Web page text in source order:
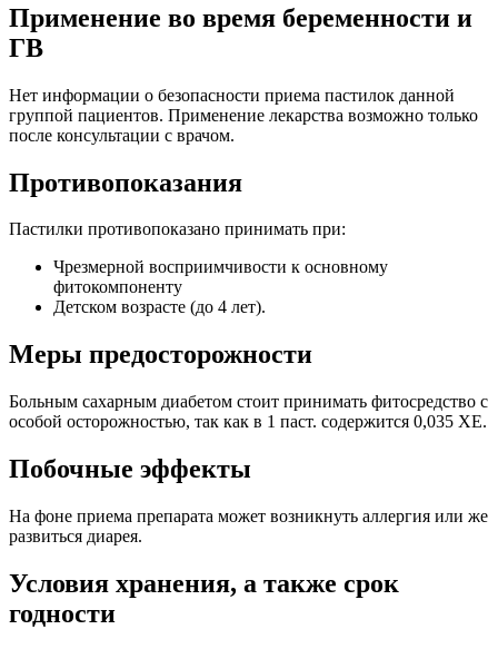
Применение во время беременности и
ГВ
Нет информации о безопасности приема пастилок данной
группой пациентов. Применение лекарства возможно только
после консультации с врачом.
Противопоказания
Пастилки противопоказано принимать при:
Чрезмерной восприимчивости к основному
фитокомпоненту
Детском возрасте (до 4 лет).
Меры предосторожности
Больным сахарным диабетом стоит принимать фитосредство с
особой осторожностью, так как в 1 паст. содержится 0,035 ХЕ.
Побочные эффекты
На фоне приема препарата может возникнуть аллергия или же
развиться диарея.
Условия хранения, а также срок
годности